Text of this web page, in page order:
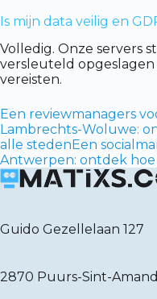
Is mijn data veilig en
Volledig. Onze servers
versleuteld opgeslagen
vereisten.
Een reviewmanagers
Lambrechts-Woluwe:
alle stedenEen
Antwerpen: ontdek
Guido Gezellelaan 127
2870 Puurs-Sint-